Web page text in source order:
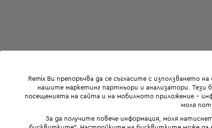
Remix Ви препоръчва да се съгласите с използването
нашите маркетинг партньори и анализатори. Тези
посещенията на сайта и на мобилното приложение -
моля
За да получите повече информация, моля